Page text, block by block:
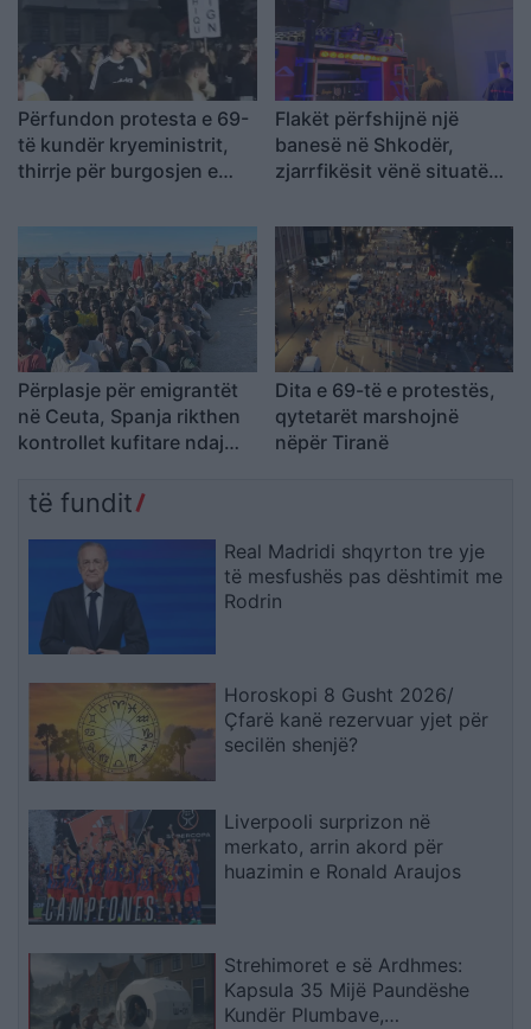
Përfundon protesta e 69-
të kundër kryeministrit,
thirrje për burgosjen e
“Nesër do të jemi më
shumë, nuk ndalemi”
Flakët përfshijnë një
banesë në Shkodër,
zjarrfikësit vënë situatën
Përplasje për emigrantët
në Ceuta, Spanja rikthen
kontrollet kufitare ndaj
Dita e 69-të e protestës,
qytetarët marshojnë
nëpër Tiranë
të fundit
Real Madridi shqyrton tre yje
të mesfushës pas dështimit me
Rodrin
Horoskopi 8 Gusht 2026/
Çfarë kanë rezervuar yjet për
secilën shenjë?
Liverpooli surprizon në
merkato, arrin akord për
huazimin e Ronald Araujos
Strehimoret e së Ardhmes:
Kapsula 35 Mijë Paundëshe
Kundër Plumbave,